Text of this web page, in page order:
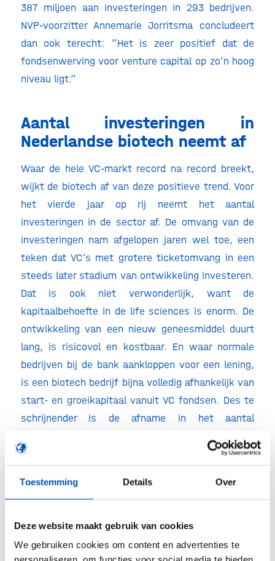
Toestemming Details Over
Deze website maakt gebruik van cookies
We gebruiken cookies om content en advertenties te
387 miljoen aan investeringen in 293 bedrijven.
NVP-voorzitter Annemarie Jorritsma concludeert
dan ook terecht: ”Het is zeer positief dat de
fondsenwerving voor venture capital op zo’n hoog
niveau ligt.”
Aantal investeringen in
Nederlandse biotech neemt af
Waar de hele VC-markt record na record breekt,
wijkt de biotech af van deze positieve trend. Voor
het vierde jaar op rij neemt het aantal
investeringen in de sector af. De omvang van de
investeringen nam afgelopen jaren wel toe, een
teken dat VC’s met grotere ticketomvang in een
steeds later stadium van ontwikkeling investeren.
Dat is ook niet verwonderlijk, want de
kapitaalbehoefte in de life sciences is enorm. De
ontwikkeling van een nieuw geneesmiddel duurt
lang, is risicovol en kostbaar. En waar normale
bedrijven bij de bank aankloppen voor een lening,
is een biotech bedrijf bijna volledig afhankelijk van
start- en groeikapitaal vanuit VC fondsen. Des te
schrijnender is de afname in het aantal
Het toont eens te meer aan dat het huidige
flinke gaten vertoont en dat dit marktfalen
Invest-NL als vliegwiel voor